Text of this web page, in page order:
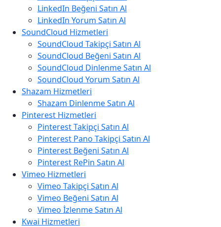
LinkedIn Beğeni Satın Al
LinkedIn Yorum Satın Al
SoundCloud Hizmetleri
SoundCloud Takipçi Satın Al
SoundCloud Beğeni Satın Al
SoundCloud Dinlenme Satın Al
SoundCloud Yorum Satın Al
Shazam Hizmetleri
Shazam Dinlenme Satın Al
Pinterest Hizmetleri
Pinterest Takipçi Satın Al
Pinterest Pano Takipçi Satın Al
Pinterest Beğeni Satın Al
Pinterest RePin Satın Al
Vimeo Hizmetleri
Vimeo Takipçi Satın Al
Vimeo Beğeni Satın Al
Vimeo İzlenme Satın Al
Kwai Hizmetleri